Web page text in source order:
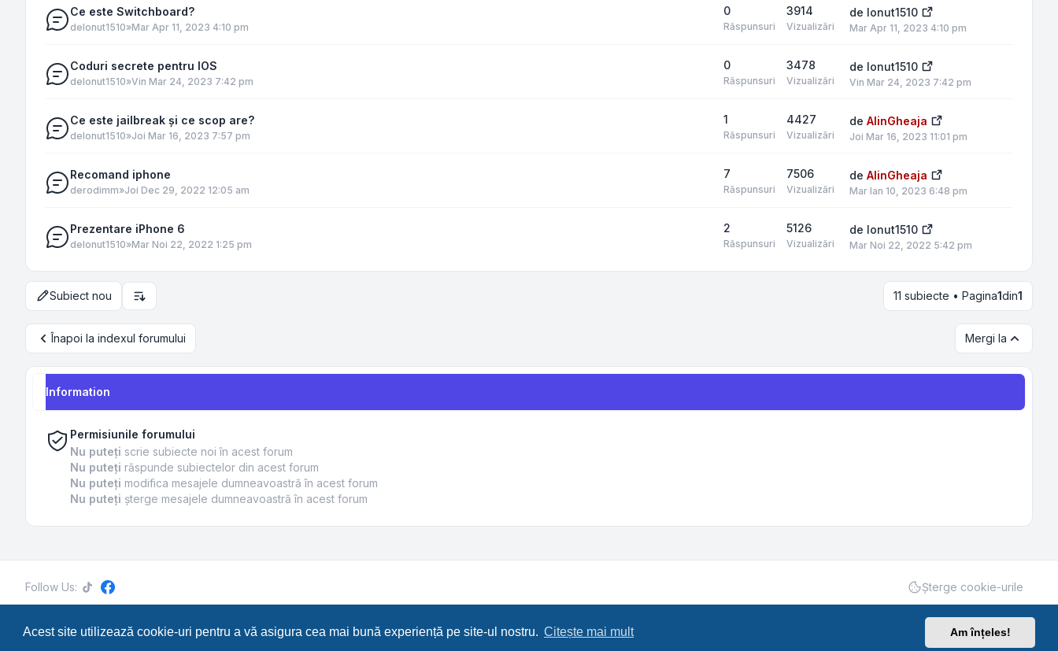
Acest site utilizează cookie-uri pentru a vă asigura cea mai bună experiență pe site-ul nostru. Citește mai mult Am înțeles!
Ce este Switchboard?
deIonut1510»Mar Apr 11, 2023 4:10 pm
0
Răspunsuri
3914
Vizualizări
de Ionut1510
Mar Apr 11, 2023 4:10 pm
Coduri secrete pentru IOS
deIonut1510»Vin Mar 24, 2023 7:42 pm
0
Răspunsuri
3478
Vizualizări
de Ionut1510
Vin Mar 24, 2023 7:42 pm
Ce este jailbreak și ce scop are?
deIonut1510»Joi Mar 16, 2023 7:57 pm
1
Răspunsuri
4427
Vizualizări
de AlinGheaja
Joi Mar 16, 2023 11:01 pm
Recomand iphone
derodimm»Joi Dec 29, 2022 12:05 am
7
Răspunsuri
7506
Vizualizări
de AlinGheaja
Mar Ian 10, 2023 6:48 pm
Prezentare iPhone 6
deIonut1510»Mar Noi 22, 2022 1:25 pm
2
Răspunsuri
5126
Vizualizări
de Ionut1510
Mar Noi 22, 2022 5:42 pm
Subiect nou Opțiuni de sortare și afișare 11 subiecte • Pagina1din1
Înapoi la indexul forumului Mergi la
Information
Permisiunile forumului
Nu puteţi scrie subiecte noi în acest forum
Nu puteţi răspunde subiectelor din acest forum
Nu puteţi modifica mesajele dumneavoastră în acest forum
Nu puteţi şterge mesajele dumneavoastră în acest forum
Follow Us: Şterge cookie-urile
UTC+03:00